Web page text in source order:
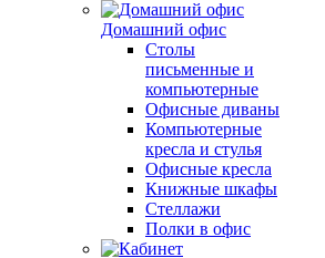
Домашний офис
Столы
письменные и
компьютерные
Офисные диваны
Компьютерные
кресла и стулья
Офисные кресла
Книжные шкафы
Стеллажи
Полки в офис